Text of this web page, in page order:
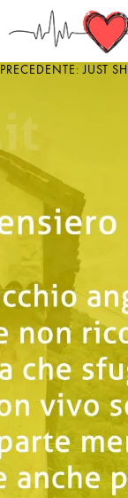
PRECEDENTE: JUST